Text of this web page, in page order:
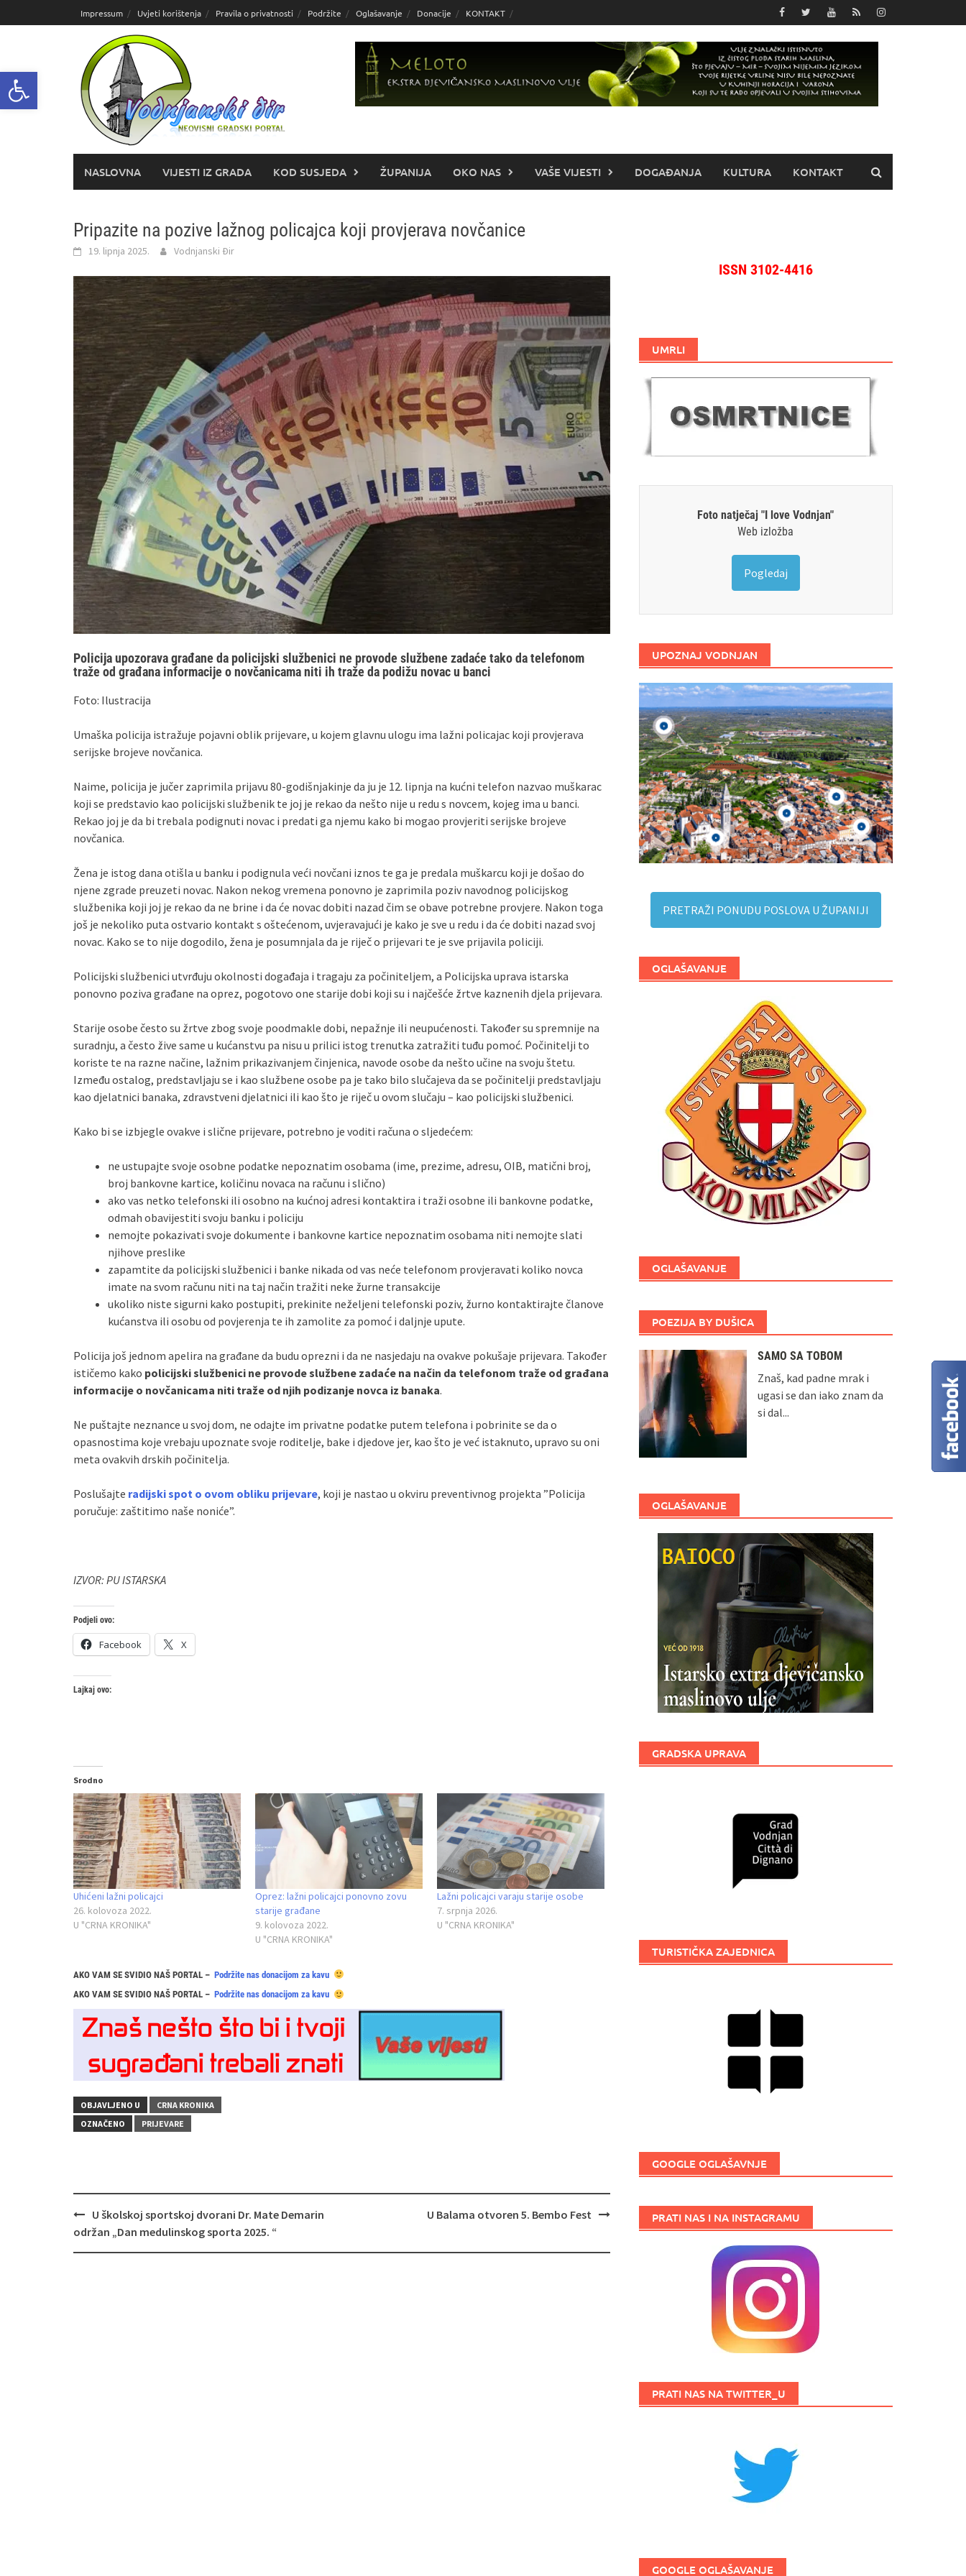
Open toolbar
do
Impressum Uvjeti korištenja Pravila o privatnosti Podržite Oglašavanje Donacije KONTAKT
NASLOVNA VIJESTI IZ GRADA KOD SUSJEDA ŽUPANIJA OKO NAS VAŠE VIJESTI DOGAĐANJA KULTURA KONTAKT
Pripazite na pozive lažnog policajca koji provjerava novčanice
19. lipnja 2025. Vodnjanski Đir
Policija upozorava građane da policijski službenici ne provode službene zadaće tako da telefonom
traže od građana informacije o novčanicama niti ih traže da podižu novac u banci
Foto: Ilustracija
Umaška policija istražuje pojavni oblik prijevare, u kojem glavnu ulogu ima lažni policajac koji provjerava
serijske brojeve novčanica.
Naime, policija je jučer zaprimila prijavu 80-godišnjakinje da ju je 12. lipnja na kućni telefon nazvao muškarac
koji se predstavio kao policijski službenik te joj je rekao da nešto nije u redu s novcem, kojeg ima u banci.
Rekao joj je da bi trebala podignuti novac i predati ga njemu kako bi mogao provjeriti serijske brojeve
novčanica.
Žena je istog dana otišla u banku i podignula veći novčani iznos te ga je predala muškarcu koji je došao do
njene zgrade preuzeti novac. Nakon nekog vremena ponovno je zaprimila poziv navodnog policijskog
službenika koji joj je rekao da ne brine i da će novac dobiti nazad čim se obave potrebne provjere. Nakon toga
još je nekoliko puta ostvario kontakt s oštećenom, uvjeravajući je kako je sve u redu i da će dobiti nazad svoj
novac. Kako se to nije dogodilo, žena je posumnjala da je riječ o prijevari te je sve prijavila policiji.
Policijski službenici utvrđuju okolnosti događaja i tragaju za počiniteljem, a Policijska uprava istarska
ponovno poziva građane na oprez, pogotovo one starije dobi koji su i najčešće žrtve kaznenih djela prijevara.
Starije osobe često su žrtve zbog svoje poodmakle dobi, nepažnje ili neupućenosti. Također su spremnije na
suradnju, a često žive same u kućanstvu pa nisu u prilici istog trenutka zatražiti tuđu pomoć. Počinitelji to
koriste te na razne načine, lažnim prikazivanjem činjenica, navode osobe da nešto učine na svoju štetu.
Između ostalog, predstavljaju se i kao službene osobe pa je tako bilo slučajeva da se počinitelji predstavljaju
kao djelatnici banaka, zdravstveni djelatnici ili kao što je riječ u ovom slučaju – kao policijski službenici.
Kako bi se izbjegle ovakve i slične prijevare, potrebno je voditi računa o sljedećem:
ne ustupajte svoje osobne podatke nepoznatim osobama (ime, prezime, adresu, OIB, matični broj,
broj bankovne kartice, količinu novaca na računu i slično)
ako vas netko telefonski ili osobno na kućnoj adresi kontaktira i traži osobne ili bankovne podatke,
odmah obavijestiti svoju banku i policiju
nemojte pokazivati svoje dokumente i bankovne kartice nepoznatim osobama niti nemojte slati
njihove preslike
zapamtite da policijski službenici i banke nikada od vas neće telefonom provjeravati koliko novca
imate na svom računu niti na taj način tražiti neke žurne transakcije
ukoliko niste sigurni kako postupiti, prekinite neželjeni telefonski poziv, žurno kontaktirajte članove
kućanstva ili osobu od povjerenja te ih zamolite za pomoć i daljnje upute.
Policija još jednom apelira na građane da budu oprezni i da ne nasjedaju na ovakve pokušaje prijevara. Također
ističemo kako policijski službenici ne provode službene zadaće na način da telefonom traže od građana
informacije o novčanicama niti traže od njih podizanje novca iz banaka.
Ne puštajte neznance u svoj dom, ne odajte im privatne podatke putem telefona i pobrinite se da o
opasnostima koje vrebaju upoznate svoje roditelje, bake i djedove jer, kao što je već istaknuto, upravo su oni
meta ovakvih drskih počinitelja.
Poslušajte radijski spot o ovom obliku prijevare, koji je nastao u okviru preventivnog projekta ”Policija
poručuje: zaštitimo naše noniće”.
IZVOR: PU ISTARSKA
Podjeli ovo:
Facebook X
Lajkaj ovo:
Srodno
Uhićeni lažni policajci
26. kolovoza 2022.
U "CRNA KRONIKA"
Oprez: lažni policajci ponovno zovu
starije građane
9. kolovoza 2022.
U "CRNA KRONIKA"
Lažni policajci varaju starije osobe
7. srpnja 2026.
U "CRNA KRONIKA"
AKO VAM SE SVIDIO NAŠ PORTAL – Podržite nas donacijom za kavu
AKO VAM SE SVIDIO NAŠ PORTAL – Podržite nas donacijom za kavu
OBJAVLJENO U
CRNA KRONIKA
OZNAČENO
PRIJEVARE
Navigacija
objava
U školskoj sportskoj dvorani Dr. Mate Demarin
održan „Dan medulinskog sporta 2025. “
U Balama otvoren 5. Bembo Fest
ISSN 3102-4416
UMRLI
Foto natječaj "I love Vodnjan"
Web izložba
Pogledaj
UPOZNAJ VODNJAN
PRETRAŽI PONUDU POSLOVA U ŽUPANIJI
OGLAŠAVANJE
OGLAŠAVANJE
POEZIJA BY DUŠICA
SAMO SA TOBOM
Znaš, kad padne mrak i
ugasi se dan iako znam da
si dal...
OGLAŠAVANJE
GRADSKA UPRAVA
TURISTIČKA ZAJEDNICA
GOOGLE OGLAŠAVNJE
PRATI NAS I NA INSTAGRAMU
PRATI NAS NA TWITTER_U
GOOGLE OGLAŠAVANJE